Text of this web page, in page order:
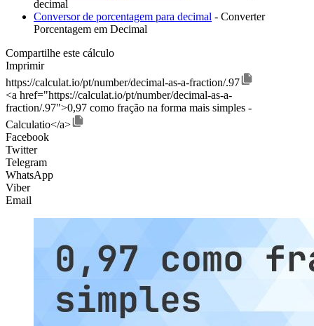
decimal
Conversor de porcentagem para decimal - Converter
Porcentagem em Decimal
Compartilhe este cálculo
Imprimir
https://calculat.io/pt/number/decimal-as-a-fraction/.97
<a href="https://calculat.io/pt/number/decimal-as-a-
fraction/.97">0,97 como fração na forma mais simples -
Calculatio</a>
Facebook
Twitter
Telegram
WhatsApp
Viber
Email